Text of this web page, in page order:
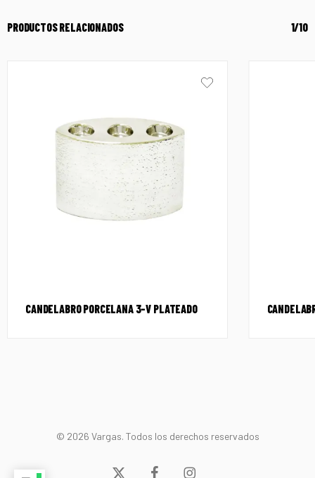
PRODUCTOS RELACIONADOS 1/10
CANDELABRO PORCELANA 3-V PLATEADO
© 2026 Vargas. Todos los derechos reservados
x- facebookinstagram